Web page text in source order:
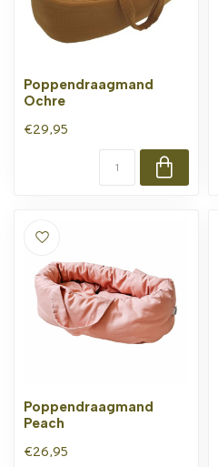
Poppendraagmand
Ochre
€29,95
Poppendraagmand
Peach
€26,95